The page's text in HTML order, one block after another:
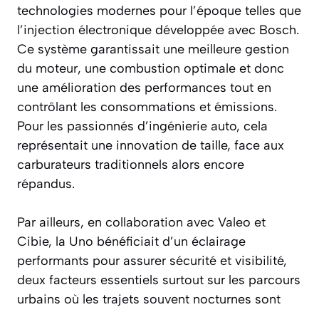
technologies modernes pour l’époque telles que
l’injection électronique développée avec Bosch.
Ce système garantissait une meilleure gestion
du moteur, une combustion optimale et donc
une amélioration des performances tout en
contrôlant les consommations et émissions.
Pour les passionnés d’ingénierie auto, cela
représentait une innovation de taille, face aux
carburateurs traditionnels alors encore
répandus.
Par ailleurs, en collaboration avec Valeo et
Cibie, la Uno bénéficiait d’un éclairage
performants pour assurer sécurité et visibilité,
deux facteurs essentiels surtout sur les parcours
urbains où les trajets souvent nocturnes sont